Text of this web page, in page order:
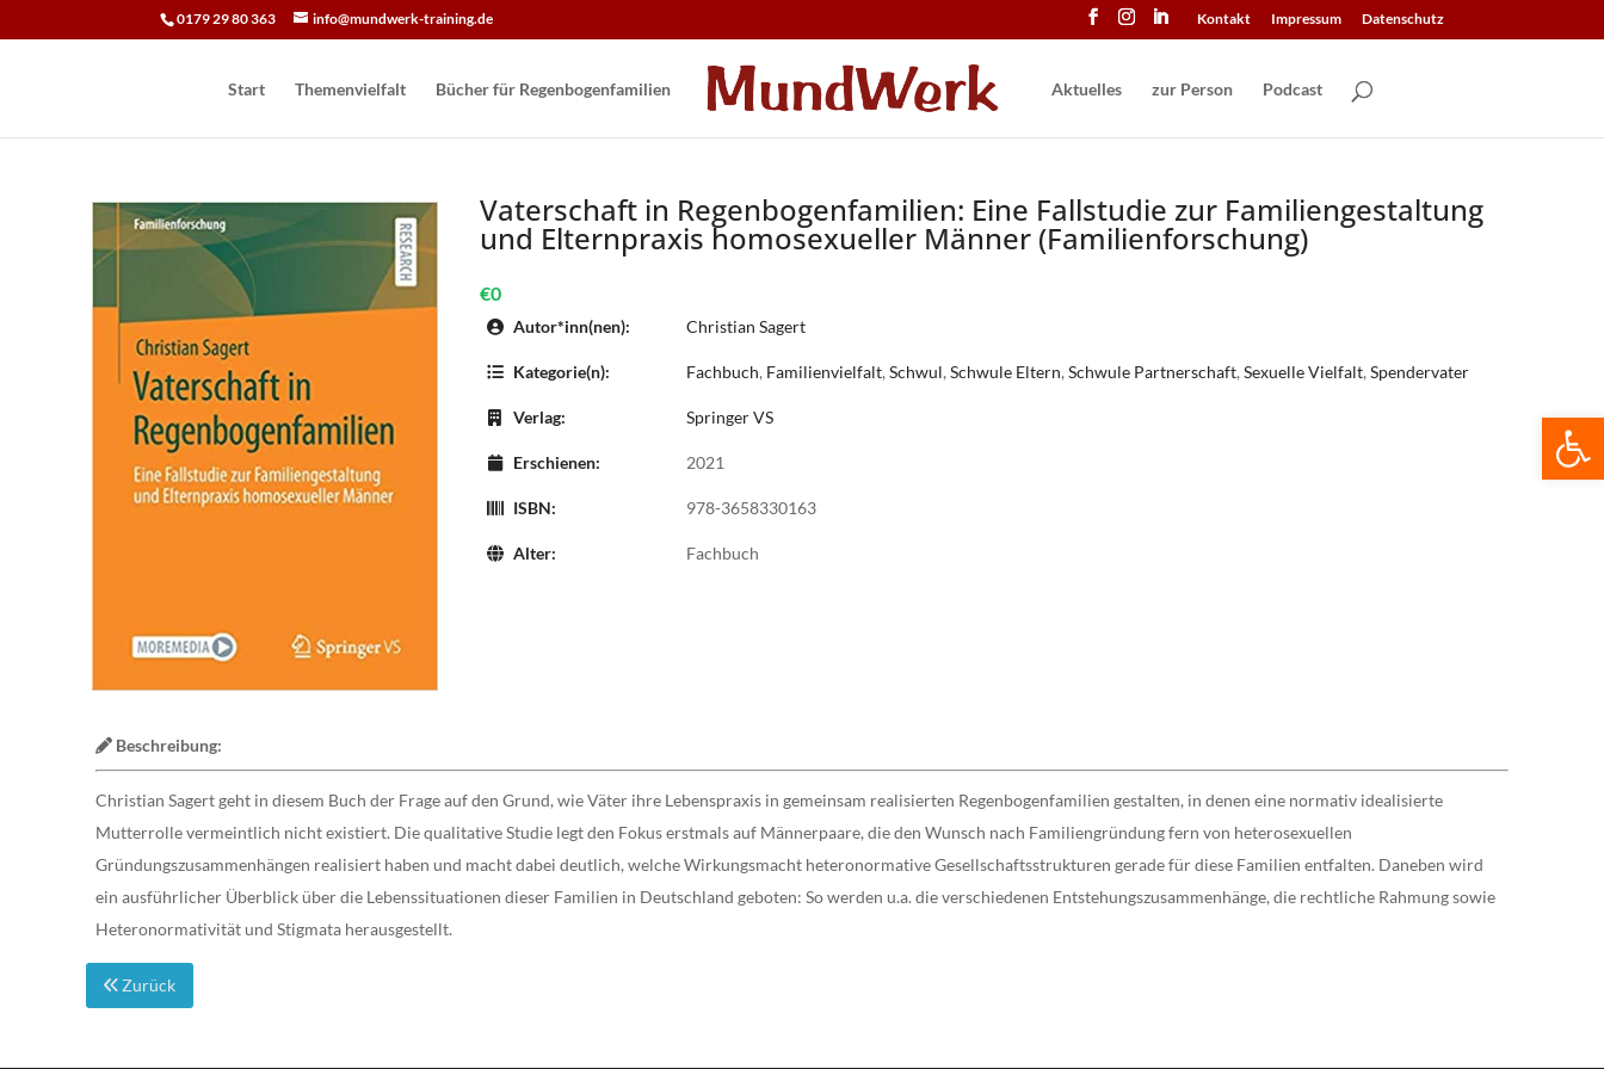
0179 29 80 363 info@mundwerk-training.de Kontakt Impressum Datenschutz
Start Themenvielfalt Bücher für Regen­bogen­familien Aktuelles zur Person Podcast
Vaterschaft in Regenbogenfamilien: Eine Fallstudie zur Familiengestaltung
und Elternpraxis homosexueller Männer (Familienforschung)
€0
Autor*inn(nen): Christian Sagert
Kategorie(n): Fachbuch, Familienvielfalt, Schwul, Schwule Eltern, Schwule Partnerschaft, Sexuelle Vielfalt, Spendervater
Verlag: Springer VS
Erschienen: 2021
ISBN: 978-3658330163
Alter: Fachbuch
Beschreibung:
Christian Sagert geht in diesem Buch der Frage auf den Grund, wie Väter ihre Lebenspraxis in gemeinsam realisierten Regenbogenfamilien gestalten, in denen eine normativ idealisierte
Mutterrolle vermeintlich nicht existiert. Die qualitative Studie legt den Fokus erstmals auf Männerpaare, die den Wunsch nach Familiengründung fern von heterosexuellen
Gründungszusammenhängen realisiert haben und macht dabei deutlich, welche Wirkungsmacht heteronormative Gesellschaftsstrukturen gerade für diese Familien entfalten. Daneben wird
ein ausführlicher Überblick über die Lebenssituationen dieser Familien in Deutschland geboten: So werden u.a. die verschiedenen Entstehungszusammenhänge, die rechtliche Rahmung sowie
Heteronormativität und Stigmata herausgestellt.
Zurück